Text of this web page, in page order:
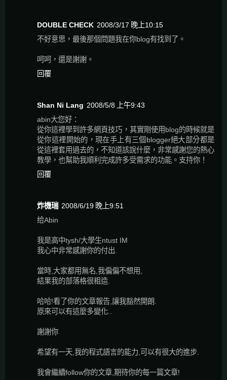
DOUBLE CHECK 2008/3/17 晚上10:15
不好意思，最後那個問題我在你blog有找到了。
呵呵，還是謝謝。
回覆
Shan Ni Lang 2008/5/8 上午9:43
abin大您好：
從你這裡學到許多網頁技巧，其實剛使用blog的時候就是
從你這裡開始的，現在手上有三個blogger絕大部分都是
從這裡套用過去的，不知道該說什麼，非常感謝您的熱心
教學，也幫助我順利完成許多受需求的功能。支持你！
回覆
炸機瑞 2008/6/19 晚上9:51
给Abin
我是高中tysh/大學生ntust IM
我心中非常感謝你的付出.
當時,大家都用無名,我偏偏不想用,
結果我的部落格很粗造.
哈哈!看了你的文章報告,讓我豁然開朗.
原來可以有這麼多變化..
謝謝你
希望有一天,我的程式語言的能力,可以有很大的進步.
我會繼續follow你的文章,期待你的每一篇文章!